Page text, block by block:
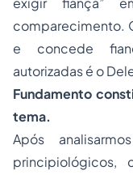
comparecimento.
e concede
autorizadas é o
Fundamento
tema.
Após